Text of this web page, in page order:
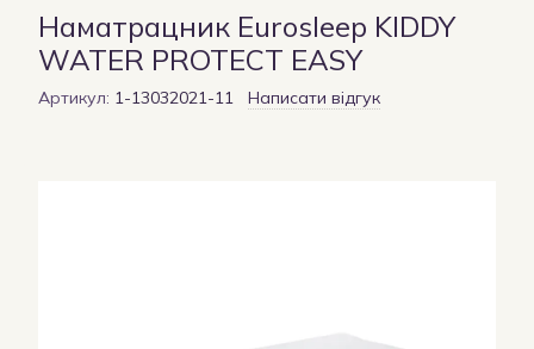
Наматрацник Eurosleep KIDDY
WATER PROTECT EASY
Артикул: 1-13032021-11 Написати відгук